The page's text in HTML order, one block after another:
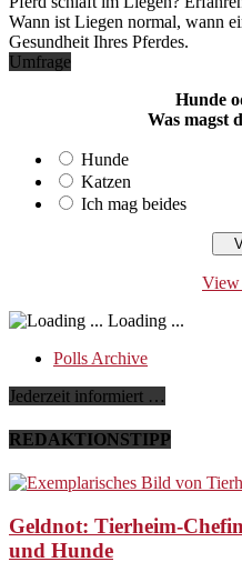
Wann ist Liegen normal, wann
Gesundheit Ihres Pferdes.
Umfrage
Hunde
Was magst
Hunde
Katzen
Ich mag beides
View
Loading ...
Polls Archive
Jederzeit informiert …
REDAKTIONSTIPP
Geldnot: Tierheim-
und Hunde